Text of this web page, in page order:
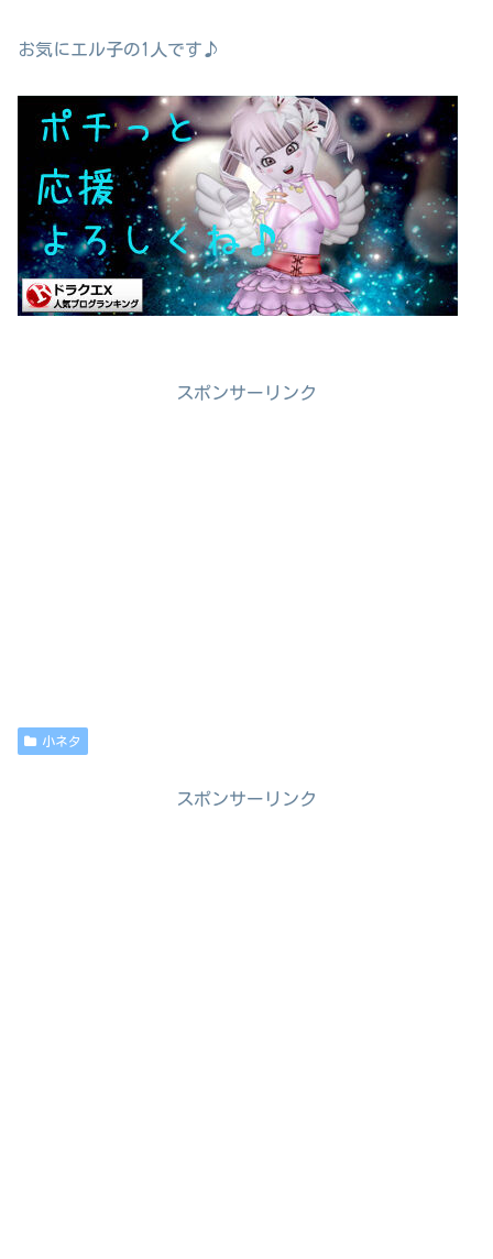
お気にエル子の1人です♪
スポンサーリンク
小ネタ
スポンサーリンク